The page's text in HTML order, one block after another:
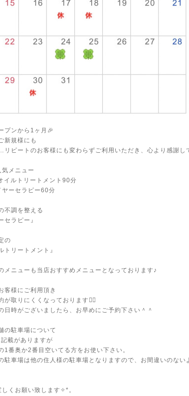
プンから1ヶ月🎉
新規様にも
リピートのお客様にも変わらずご利用いただき、心より感謝し
メニュー
イルトリートメント90分
ヤーセラピー60分
不調を整える
セラピー』
の
トリートメント』
メニューも当店おすすめメニューとなっております♪
客様にご利用頂き
が取りにくくなっております🙇‍♀️
日時がございましたら、お早めにご予約下さい＾＾
の駐車場について
載がありますが
1番奥か2番目空いてる方をお使い下さい。
駐車場は他の住人様の駐車場となりますので、お間違いのな
くお願い致します✧*。